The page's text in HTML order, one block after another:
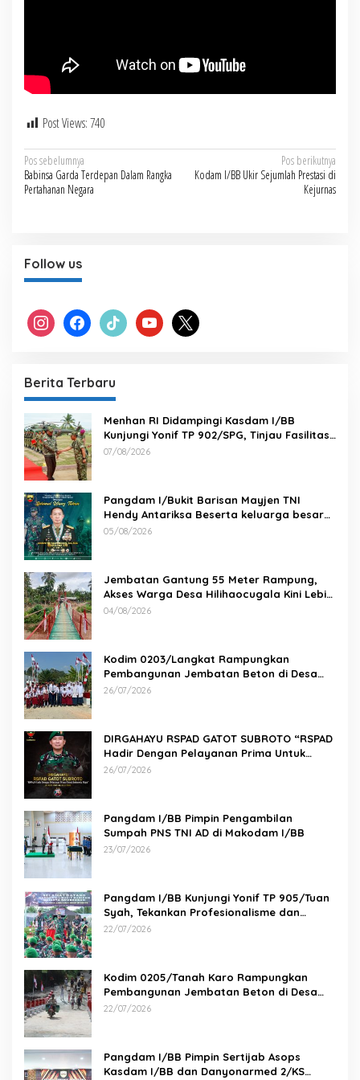
Post Views:740
Navigasi
pos
Pos sebelumnya
Babinsa Garda Terdepan Dalam Rangka
Pertahanan Negara
Pos berikutnya
Kodam I/BB Ukir Sejumlah Prestasi di
Kejurnas
Follow us
instagram facebook tiktok youtube x
Berita Terbaru
Menhan RI Didampingi Kasdam I/BB
Kunjungi Yonif TP 902/SPG, Tinjau Fasilitas
dan Beri Motivasi Prajurit
07/08/2026
Pangdam I/Bukit Barisan Mayjen TNI
Hendy Antariksa Beserta keluarga besar
Kodam I/BB Mengucapkan : Selamat Ulang
05/08/2026
Jembatan Gantung 55 Meter Rampung,
Akses Warga Desa Hilihaocugala Kini Lebih
Aman
04/08/2026
Kodim 0203/Langkat Rampungkan
Pembangunan Jembatan Beton di Desa
Paluh Manis
26/07/2026
DIRGAHAYU RSPAD GATOT SUBROTO “RSPAD
Hadir Dengan Pelayanan Prima Untuk
Indonesia Maju” 26 JULI 1950 – 26 JULI 2026
26/07/2026
Pangdam I/BB Pimpin Pengambilan
Sumpah PNS TNI AD di Makodam I/BB
23/07/2026
Pangdam I/BB Kunjungi Yonif TP 905/Tuan
Syah, Tekankan Profesionalisme dan
Kesiapan Prajurit
22/07/2026
Kodim 0205/Tanah Karo Rampungkan
Pembangunan Jembatan Beton di Desa
Pernantin
22/07/2026
Pangdam I/BB Pimpin Sertijab Asops
Kasdam I/BB dan Danyonarmed 2/KS